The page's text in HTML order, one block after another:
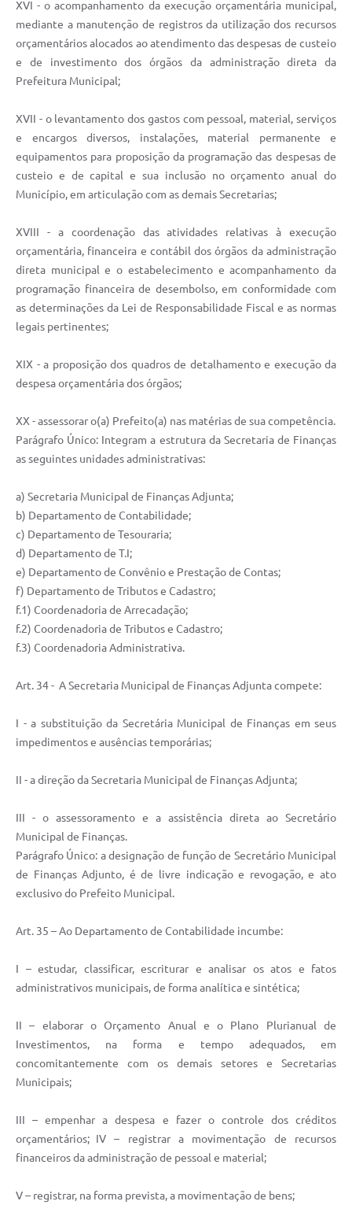
XVI - o acompanhamento da execução orçamentária municipal,
mediante a manutenção de registros da utilização dos recursos
orçamentários alocados ao atendimento das despesas de custeio
e de investimento dos órgãos da administração direta da
Prefeitura Municipal;
XVII - o levantamento dos gastos com pessoal, material, serviços
e encargos diversos, instalações, material permanente e
equipamentos para proposição da programação das despesas de
custeio e de capital e sua inclusão no orçamento anual do
Município, em articulação com as demais Secretarias;
XVIII - a coordenação das atividades relativas à execução
orçamentária, financeira e contábil dos órgãos da administração
direta municipal e o estabelecimento e acompanhamento da
programação financeira de desembolso, em conformidade com
as determinações da Lei de Responsabilidade Fiscal e as normas
legais pertinentes;
XIX - a proposição dos quadros de detalhamento e execução da
despesa orçamentária dos órgãos;
XX - assessorar o(a) Prefeito(a) nas matérias de sua competência.
Parágrafo Único: Integram a estrutura da Secretaria de Finanças
as seguintes unidades administrativas:
a) Secretaria Municipal de Finanças Adjunta;
b) Departamento de Contabilidade;
c) Departamento de Tesouraria;
d) Departamento de T.I;
e) Departamento de Convênio e Prestação de Contas;
f) Departamento de Tributos e Cadastro;
f.1) Coordenadoria de Arrecadação;
f.2) Coordenadoria de Tributos e Cadastro;
f.3) Coordenadoria Administrativa.
Art. 34 - A Secretaria Municipal de Finanças Adjunta compete:
I - a substituição da Secretária Municipal de Finanças em seus
impedimentos e ausências temporárias;
II - a direção da Secretaria Municipal de Finanças Adjunta;
III - o assessoramento e a assistência direta ao Secretário
Municipal de Finanças.
Parágrafo Único: a designação de função de Secretário Municipal
de Finanças Adjunto, é de livre indicação e revogação, e ato
exclusivo do Prefeito Municipal.
Art. 35 – Ao Departamento de Contabilidade incumbe:
I – estudar, classificar, escriturar e analisar os atos e fatos
administrativos municipais, de forma analítica e sintética;
II – elaborar o Orçamento Anual e o Plano Plurianual de
Investimentos, na forma e tempo adequados, em
concomitantemente com os demais setores e Secretarias
Municipais;
III – empenhar a despesa e fazer o controle dos créditos
orçamentários; IV – registrar a movimentação de recursos
financeiros da administração de pessoal e material;
V – registrar, na forma prevista, a movimentação de bens;